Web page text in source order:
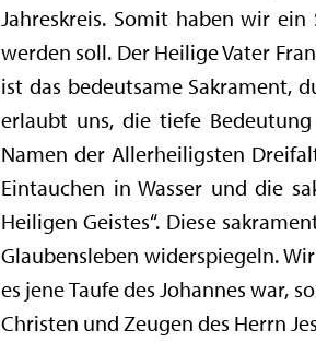
Jahreskreis. Somit haben wir
werden soll. Der Heilige Vater
ist das bedeutsame Sakrament,
erlaubt uns, die tiefe
Namen der Allerheiligsten
Eintauchen in Wasser und die
Heiligen Geistes“. Diese
Glaubensleben widerspiegeln.
es jene Taufe des Johannes war,
Christen und Zeugen des Herrn